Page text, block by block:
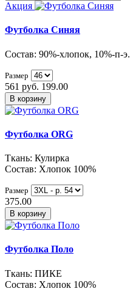
Акция
Футболка Синяя
Состав: 90%-хлопок, 10%-п-э.
Размер
561 руб. 199.00
В корзину
Футболка ORG
Ткань: Кулирка
Состав: Хлопок 100%
Размер
375.00
В корзину
Футболка Поло
Ткань: ПИКЕ
Состав: Хлопок 100%